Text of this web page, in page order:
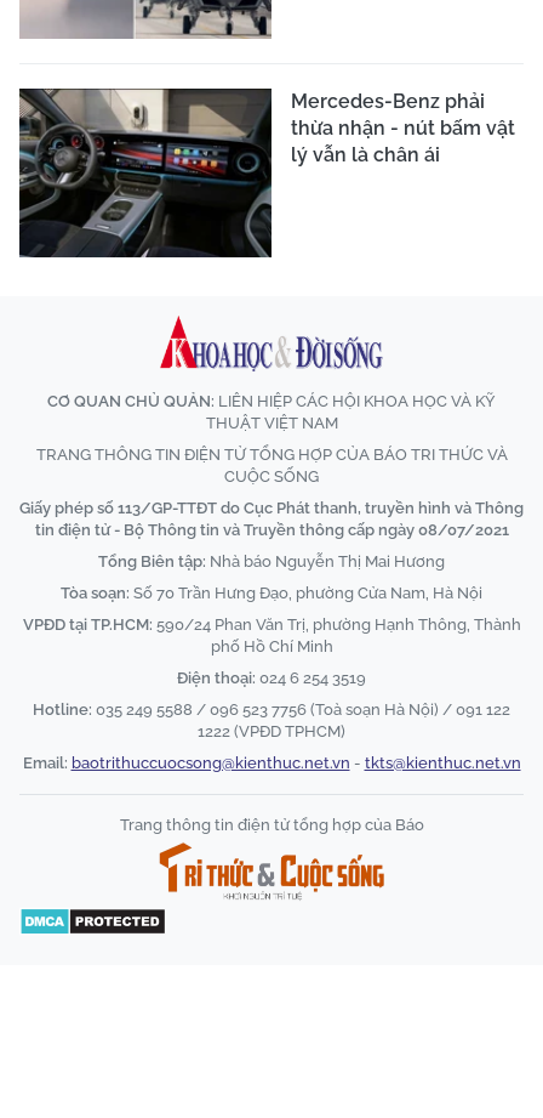
Mercedes-Benz phải
thừa nhận - nút bấm vật
lý vẫn là chân ái
CƠ QUAN CHỦ QUẢN: LIÊN HIỆP CÁC HỘI KHOA HỌC VÀ KỸ
THUẬT VIỆT NAM
TRANG THÔNG TIN ĐIỆN TỬ TỔNG HỢP CỦA BÁO TRI THỨC VÀ
CUỘC SỐNG
Giấy phép số 113/GP-TTĐT do Cục Phát thanh, truyền hình và Thông
tin điện tử - Bộ Thông tin và Truyền thông cấp ngày 08/07/2021
Tổng Biên tập: Nhà báo Nguyễn Thị Mai Hương
Tòa soạn: Số 70 Trần Hưng Đạo, phường Cửa Nam, Hà Nội
VPĐD tại TP.HCM: 590/24 Phan Văn Trị, phường Hạnh Thông, Thành
phố Hồ Chí Minh
Điện thoại: 024 6 254 3519
Hotline: 035 249 5588 / 096 523 7756 (Toà soạn Hà Nội) / 091 122
1222 (VPĐD TPHCM)
Email: baotrithuccuocsong@kienthuc.net.vn - tkts@kienthuc.net.vn
Trang thông tin điện tử tổng hợp của Báo